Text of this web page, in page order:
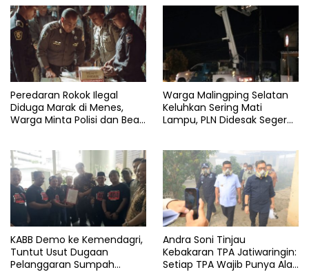
banten
Peredaran Rokok Ilegal
Diduga Marak di Menes,
Warga Minta Polisi dan Bea
Warga Malingping Selatan
Keluhkan Sering Mati
Lampu, PLN Didesak Segera
KABB Demo ke Kemendagri,
Tuntut Usut Dugaan
Pelanggaran Sumpah
Andra Soni Tinjau
Kebakaran TPA Jatiwaringin:
Setiap TPA Wajib Punya Alat